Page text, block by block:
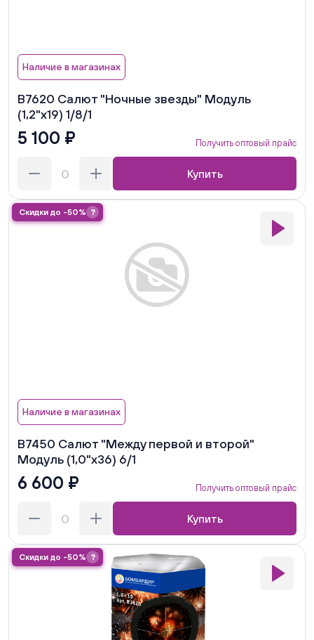
Наличие в магазинах
В7620 Салют "Ночные звезды" Модуль
(1,2"х19) 1/8/1
5 100 ₽ Получить оптовый прайс
Купить
Скидки до -50% ?
Наличие в магазинах
В7450 Салют "Между первой и второй"
Модуль (1,0"х36) 6/1
6 600 ₽ Получить оптовый прайс
Купить
Скидки до -50% ?